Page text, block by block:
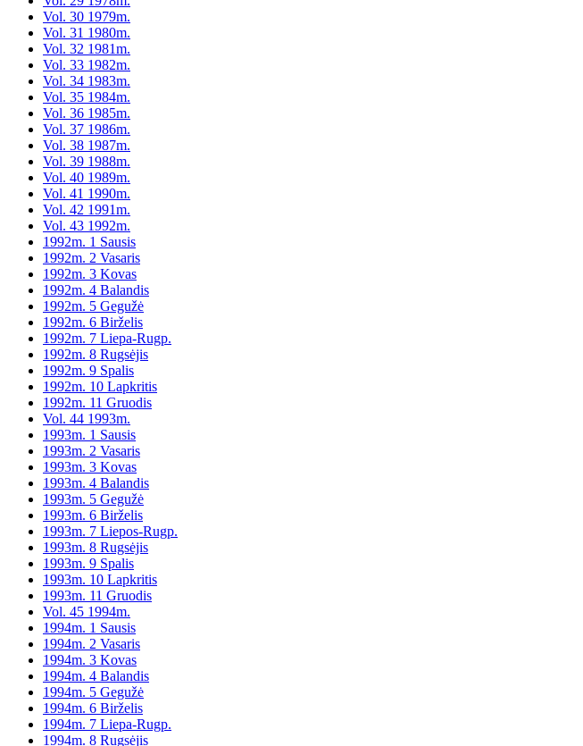
Vol. 30 1979m.
Vol. 31 1980m.
Vol. 32 1981m.
Vol. 33 1982m.
Vol. 34 1983m.
Vol. 35 1984m.
Vol. 36 1985m.
Vol. 37 1986m.
Vol. 38 1987m.
Vol. 39 1988m.
Vol. 40 1989m.
Vol. 41 1990m.
Vol. 42 1991m.
Vol. 43 1992m.
1992m. 1 Sausis
1992m. 2 Vasaris
1992m. 3 Kovas
1992m. 4 Balandis
1992m. 5 Gegužė
1992m. 6 Birželis
1992m. 7 Liepa-Rugp.
1992m. 8 Rugsėjis
1992m. 9 Spalis
1992m. 10 Lapkritis
1992m. 11 Gruodis
Vol. 44 1993m.
1993m. 1 Sausis
1993m. 2 Vasaris
1993m. 3 Kovas
1993m. 4 Balandis
1993m. 5 Gegužė
1993m. 6 Birželis
1993m. 7 Liepos-Rugp.
1993m. 8 Rugsėjis
1993m. 9 Spalis
1993m. 10 Lapkritis
1993m. 11 Gruodis
Vol. 45 1994m.
1994m. 1 Sausis
1994m. 2 Vasaris
1994m. 3 Kovas
1994m. 4 Balandis
1994m. 5 Gegužė
1994m. 6 Birželis
1994m. 7 Liepa-Rugp.
1994m. 8 Rugsėjis